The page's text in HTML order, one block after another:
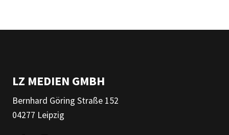
LZ MEDIEN GMBH
Bernhard Göring Straße 152
04277 Leipzig